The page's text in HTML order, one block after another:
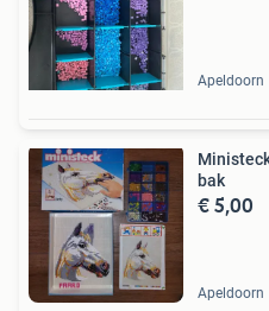
Apeldoorn
bak
€ 5,00
Apeldoorn